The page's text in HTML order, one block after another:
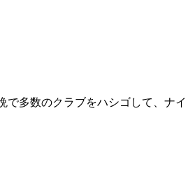
で多数のクラブをハシゴして、ナイ